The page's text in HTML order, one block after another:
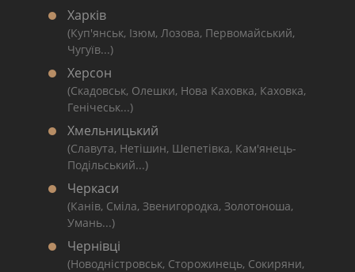
Харків
(Куп'янськ, Ізюм, Лозова, Первомайський,
Чугуїв...)
Херсон
(Скадовськ, Олешки, Нова Каховка, Каховка,
Генічеськ...)
Хмельницький
(Славута, Нетішин, Шепетівка, Кам'янець-
Подільський...)
Черкаси
(Канів, Сміла, Звенигородка, Золотоноша,
Умань...)
Чернівці
(Новодністровськ, Сторожинець, Сокиряни,